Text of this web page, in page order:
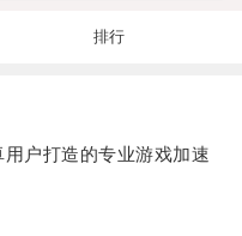
排行
户打造的专业游戏加速